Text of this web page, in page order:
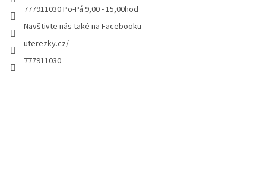
777911030 Po-Pá 9,00 - 15,00hod
Navštivte nás také na Facebooku
uterezky.cz/
777911030